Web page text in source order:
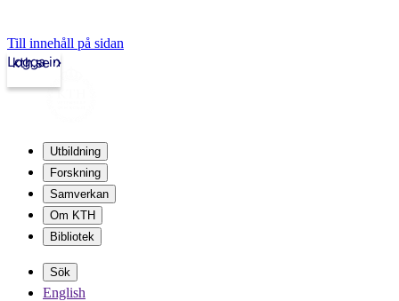
Till innehåll på sidan
kth.se
Logga in
Utbildning
Forskning
Samverkan
Om KTH
Bibliotek
Sök
English